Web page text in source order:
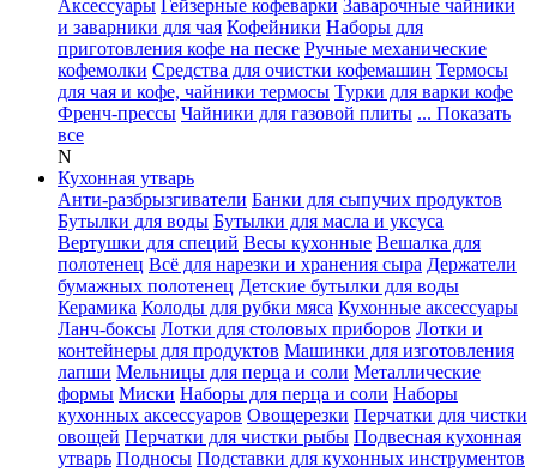
Аксессуары Гейзерные кофеварки Заварочные чайники
и заварники для чая Кофейники Наборы для
приготовления кофе на песке Ручные механические
кофемолки Средства для очистки кофемашин Термосы
для чая и кофе, чайники термосы Турки для варки кофе
Френч-прессы Чайники для газовой плиты ... Показать
все
N
Кухонная утварь
Анти-разбрызгиватели Банки для сыпучих продуктов
Бутылки для воды Бутылки для масла и уксуса
Вертушки для специй Весы кухонные Вешалка для
полотенец Всё для нарезки и хранения сыра Держатели
бумажных полотенец Детские бутылки для воды
Керамика Колоды для рубки мяса Кухонные аксессуары
Ланч-боксы Лотки для столовых приборов Лотки и
контейнеры для продуктов Машинки для изготовления
лапши Мельницы для перца и соли Металлические
формы Миски Наборы для перца и соли Наборы
кухонных аксессуаров Овощерезки Перчатки для чистки
овощей Перчатки для чистки рыбы Подвесная кухонная
утварь Подносы Подставки для кухонных инструментов